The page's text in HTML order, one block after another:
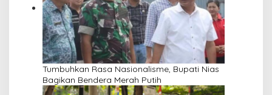
Tumbuhkan Rasa Nasionalisme, Bupati Nias
Bagikan Bendera Merah Putih